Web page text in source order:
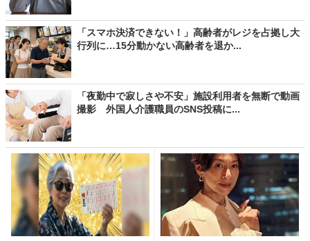
「スマホ決済できない！」高齢者がレジを占拠し大
行列に…15分動かない高齢者を退か...
「夜勤中で寂しさや不安」施設利用者を無断で動画
撮影 外国人介護職員のSNS投稿に...